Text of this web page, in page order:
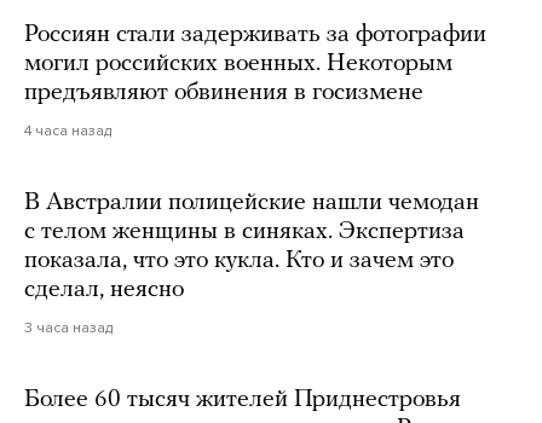
Россиян стали задерживать за фотографии
могил российских военных. Некоторым
предъявляют обвинения в госизмене
4 часа назад
В Австралии полицейские нашли чемодан
с телом женщины в синяках. Экспертиза
показала, что это кукла. Кто и зачем это
сделал, неясно
3 часа назад
Более 60 тысяч жителей Приднестровья